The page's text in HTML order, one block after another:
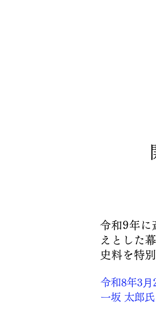
令和9年に
えとした
史料を特
令和8年3⽉
一坂 太郎